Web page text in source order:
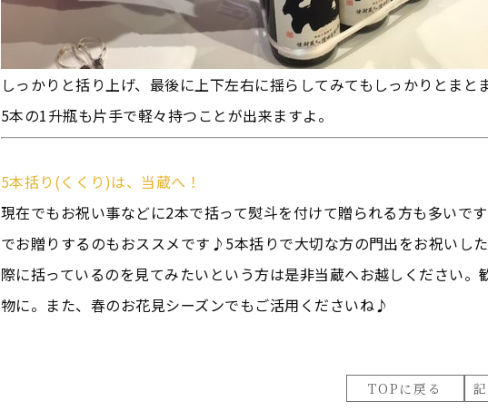
しっかりと括り上げ、最後に上下左右に揺らしてみてもしっかりとまと
5本の1升瓶も片手で軽々持つことが出来ますよ。
5本括り(くくり)は、当蔵へ！
現在でもお祝い事などに2本で括って熨斗を付けて贈られる方も多いで
でお贈りするのもおススメです♪5本括りで大切な方の門出をお祝いし
際に括っているのを見てみたいという方は是非当蔵へお越しください。
物に。また、春のお花見シーズンでもご活用くださいね♪
TOPに戻る